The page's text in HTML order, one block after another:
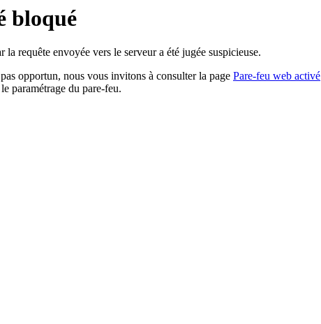
bloqué
requête envoyée vers le serveur a été jugée suspicieuse.
opportun, nous vous invitons à consulter la page Pare-feu web activé
paramétrage du pare-feu.